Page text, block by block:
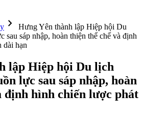
chevron_right
Hưng Yên thành lập Hiệp hội Du
sáp nhập, hoàn thiện thể chế và định
dài hạn
lập Hiệp hội Du lịch
lực sau sáp nhập, hoàn
định hình chiến lược phát